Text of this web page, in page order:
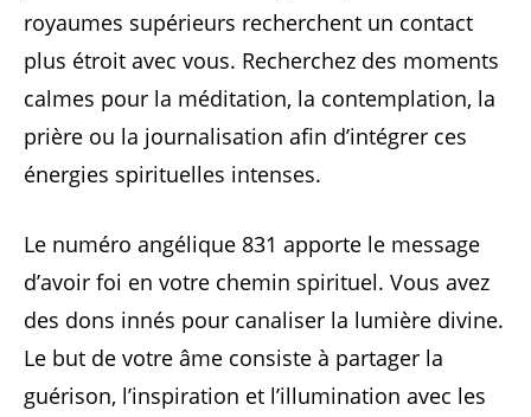
royaumes supérieurs recherchent un contact
plus étroit avec vous. Recherchez des moments
calmes pour la méditation, la contemplation, la
prière ou la journalisation afin d’intégrer ces
énergies spirituelles intenses.
Le numéro angélique 831 apporte le message
d’avoir foi en votre chemin spirituel. Vous avez
des dons innés pour canaliser la lumière divine.
Le but de votre âme consiste à partager la
guérison, l’inspiration et l’illumination avec les